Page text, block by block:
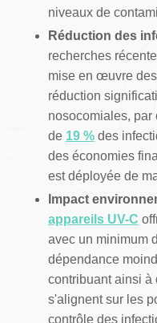
niveaux de
Réduction des
recherches
mise en œuvre
réduction
nosocomiales, par
de 19 %des
des économies
est déployée de
Impact
appareils UV-C
avec un minimum
dépendance
contribuant ainsi à
s'alignent sur les
contrôle des